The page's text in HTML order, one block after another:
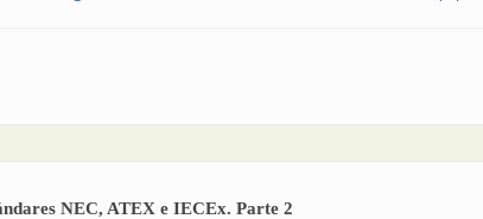
de los estándares NEC, ATEX e IECEx. Parte 3
NEC, ATEX e IECEx. Parte 2